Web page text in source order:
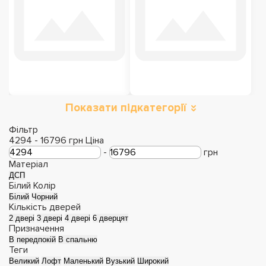
Шафи розстібні
Показати підкатегорії
Фільтр
4294 - 16796 грн Ціна
-
грн
Матеріал
ДСП
Білий Колір
Білий Чорний
Кількість дверей
2 двері 3 двері 4 двері 6 дверцят
Призначення
В передпокій В спальню
Теги
Великий Лофт Маленький Вузький Широкий